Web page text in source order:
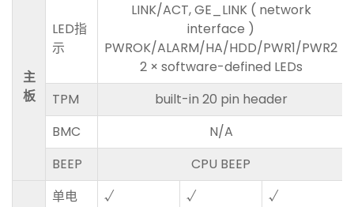
主
板
LED指
示
LINK/ACT, GE_LINK ( network
interface )
PWROK/ALARM/HA/HDD/PWR1/PWR2
2 × software-defined LEDs
TPM
built-in 20 pin header
BMC
N/A
BEEP
CPU BEEP
单电 √ √
√